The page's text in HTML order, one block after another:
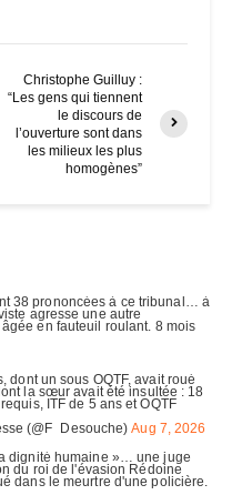
Christophe Guilluy :
“Les gens qui tiennent
le discours de
l’ouverture sont dans
les milieux les plus
homogènes”